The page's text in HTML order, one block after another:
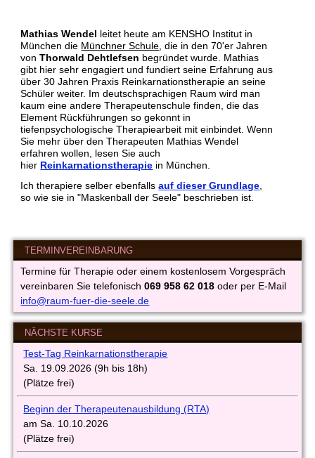
Mathias Wendel leitet heute am KENSHO Institut in
München die Münchner Schule, die in den 70'er Jahren
vonThorwald Dehtlefsen begründet wurde. Mathias
gibt hier sehr engagiert und fundiert seine Erfahrung aus
über 30 Jahren Praxis Reinkarnationstherapie an seine
Schüler weiter. Im deutschsprachigen Raum wird man
kaum eine andere Therapeutenschule finden, die das
Element Rückführungen so gekonnt in
tiefenpsychologische Therapiearbeit mit einbindet. Wenn
Sie mehr über den Therapeuten Mathias Wendel
erfahren wollen, lesen Sie auch
hier Reinkarnationstherapie in München.
Ich therapiere selber ebenfallsauf dieser Grundlage,
so wie sie in "Maskenball der Seele" beschrieben ist.
TERMINVEREINBARUNG
Termine für Therapie oder einem kostenlosem Vorgespräch
vereinbaren Sie telefonisch069 958 62 018 oder per E-Mail
info@raum-fuer-die-seele.de
NÄCHSTE KURSE
Test-Tag Reinkarnationstherapie
Sa. 19.09.2026 (9h bis 18h)
(Plätze frei)
Beginn der Therapeutenausbildung (RTA)
am Sa. 10.10.2026
(Plätze frei)